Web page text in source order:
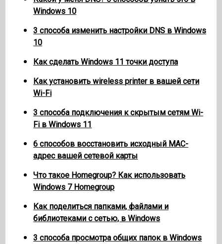
Windows 10
3 способа изменить настройки DNS в Windows
10
Как сделать Windows 11 точки доступа
Как установить wireless printer в вашей сети
Wi-Fi
3 способа подключения к скрытым сетям Wi-
Fi в Windows 11
6 способов восстановить исходный MAC-
адрес вашей сетевой карты
Что такое Homegroup? Как использовать
Windows 7 Homegroup
Как поделиться папками, файлами и
библиотеками с сетью, в Windows
3 способа просмотра общих папок в Windows